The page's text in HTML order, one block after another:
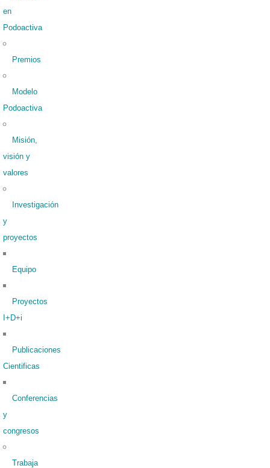
en
Podoactiva
Premios
Modelo
Podoactiva
Misión,
visión y
valores
Investigación
y
proyectos
Equipo
Proyectos
I+D+i
Publicaciones
Cientificas
Conferencias
y
congresos
Trabaja